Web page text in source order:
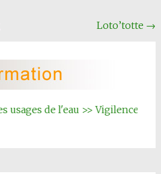
Loto’totte →
de l'eau >> Vigilence